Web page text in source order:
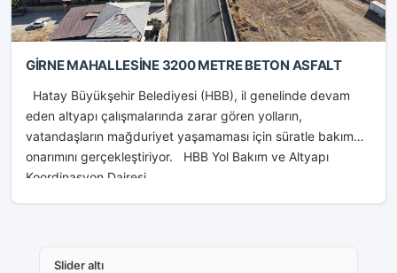
GİRNE MAHALLESİNE 3200 METRE BETON ASFALT
Hatay Büyükşehir Belediyesi (HBB), il genelinde devam
eden altyapı çalışmalarında zarar gören yolların,
vatandaşların mağduriyet yaşamaması için süratle bakım
onarımını gerçekleştiriyor. HBB Yol Bakım ve Altyapı
Koordinasyon Dairesi...
Slider altı